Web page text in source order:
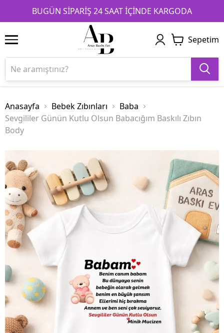
BUGÜN SİPARİŞ 24 SAAT İÇİNDE KARGODA
1 2 3
Sepetim
Anasayfa Bebek Zıbınları
Baba
Sevgililer Günün Kutlu Olsun Babacığım Baskılı Zıbın
Body